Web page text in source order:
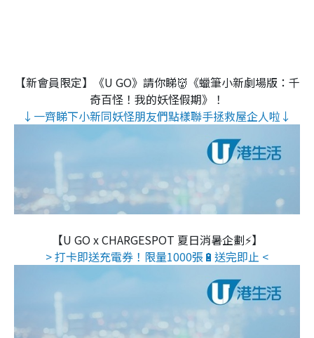
【新會員限定】《U GO》請你睇👹《蠟筆小新劇場版：千
奇百怪！我的妖怪假期》！
↓一齊睇下小新同妖怪朋友們點樣聯手拯救屋企人啦↓
【U GO x CHARGESPOT 夏日消暑企劃⚡】
> 打卡即送充電券！限量1000張🔋送完即止 <